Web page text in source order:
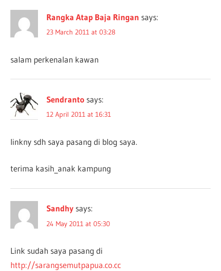
Rangka Atap Baja Ringan says:
23 March 2011 at 03:28
salam perkenalan kawan
Sendranto says:
12 April 2011 at 16:31
linkny sdh saya pasang di blog saya.
terima kasih_anak kampung
Sandhy says:
24 May 2011 at 05:30
Link sudah saya pasang di
http://sarangsemutpapua.co.cc